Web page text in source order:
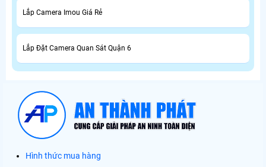
Lắp Camera Imou Giá Rẻ
Lắp Đặt Camera Quan Sát Quận 6
Hình thức mua hàng